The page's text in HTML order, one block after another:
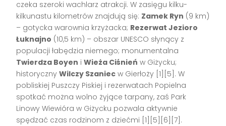
czeka szeroki wachlarz atrakcji. W zasięgu kilku-
kilkunastu kilometrów znajdują się: Zamek Ryn (9 km)
– gotycka warownia krzyżacka; Rezerwat Jezioro
Łuknajno (10,5 km) – obszar UNESCO słynący z
populacji łabędzia niemego; monumentalna
Twierdza Boyen iWieża Ciśnień w Giżycku;
historycznyWilczy Szaniec w Gierłoży [1][5]. W
pobliskiej Puszczy Piskiej i rezerwatach Popielna
spotkać można wolno żyjące tarpany, zaś Park
Linowy Wiewióra w Giżycku pozwala aktywnie
spędzać czas rodzinom z dziećmi [1][5][6][7].